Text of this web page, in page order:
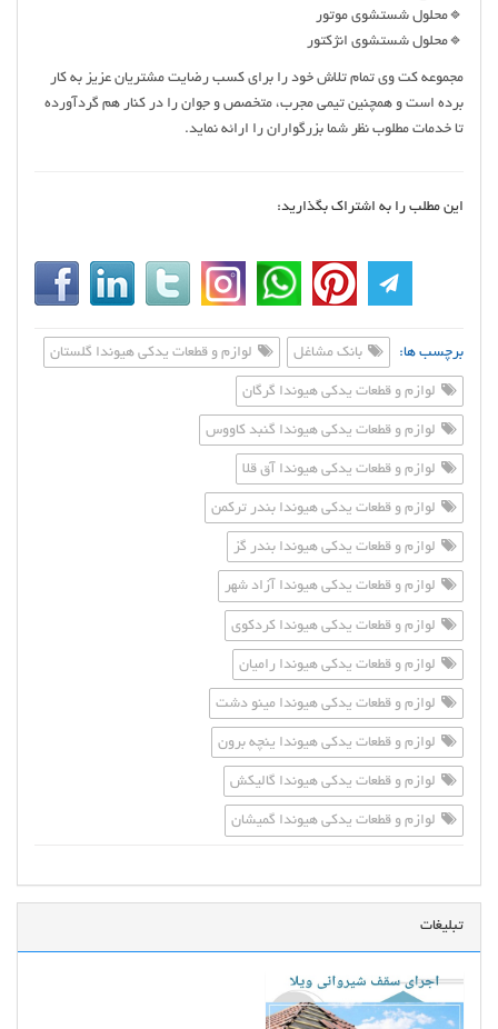
🔹محلول شستشوی موتور
🔹محلول شستشوی انژکتور
مجموعه کت وی تمام تلاش خود را برای کسب رضایت مشتریان عزیز به کار
برده است و همچنین تیمی مجرب، متخصص و جوان را در کنار هم گردآورده
تا خدمات مطلوب نظر شما بزرگواران را ارائه نماید.
این مطلب را به اشتراک بگذارید:
برچسب ها: بانک مشاغل لوازم و قطعات یدکی هیوندا گلستان
لوازم و قطعات یدکی هیوندا گرگان
لوازم و قطعات یدکی هیوندا گنبد کاووس
لوازم و قطعات یدکی هیوندا آق قلا
لوازم و قطعات یدکی هیوندا بندر ترکمن
لوازم و قطعات یدکی هیوندا بندر گز
لوازم و قطعات یدکی هیوندا آزاد شهر
لوازم و قطعات یدکی هیوندا کردکوی
لوازم و قطعات یدکی هیوندا رامیان
لوازم و قطعات یدکی هیوندا مینو دشت
لوازم و قطعات یدکی هیوندا ینچه برون
لوازم و قطعات یدکی هیوندا گالیکش
لوازم و قطعات یدکی هیوندا گمیشان
تبلیغات